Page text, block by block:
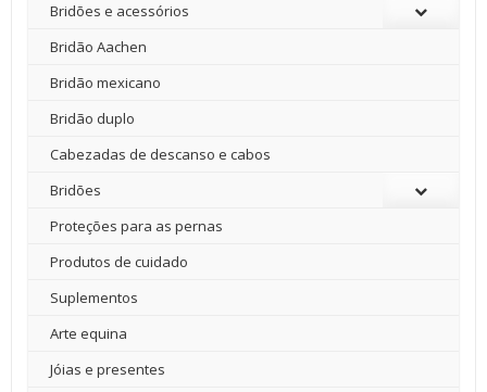
Bridões e acessórios
Bridão Aachen
Bridão mexicano
Bridão duplo
Cabezadas de descanso e cabos
Bridões
Proteções para as pernas
Produtos de cuidado
Suplementos
Arte equina
Jóias e presentes